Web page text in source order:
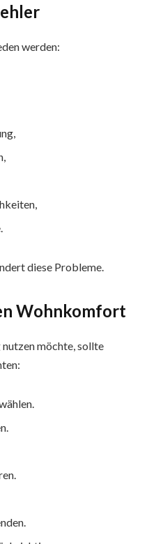
werden:
diese Probleme.
Wohnkomfort
möchte, sollte